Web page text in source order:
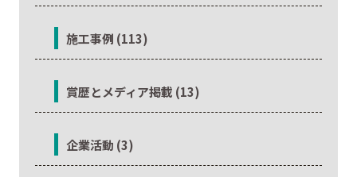
施工事例 (113)
賞歴とメディア掲載 (13)
企業活動 (3)